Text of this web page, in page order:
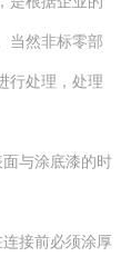
当然非标零部
行处理，处理
与涂底漆的时
接前必须涂厚